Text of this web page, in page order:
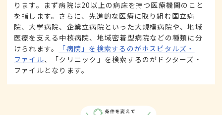
ります。まず病院は20以上の病床を持つ医療機関のこと
を指します。さらに、先進的な医療に取り組む国立病
院、大学病院、企業立病院といった大規模病院や、地域
医療を支える中核病院、地域密着型病院などの種類に分
けられます。
「病院」を検索するのがホスピタルズ・
ファイル、「クリニック」を検索するのがドクターズ・
ファイルとなります。